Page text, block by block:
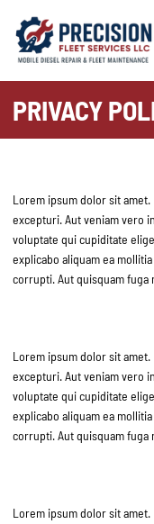
PRIVACY
Lorem ipsum dolor sit
excepturi. Aut veniam vero
voluptate qui cupiditate
explicabo aliquam ea
corrupti. Aut quisquam fuga
Lorem ipsum dolor sit
excepturi. Aut veniam vero
voluptate qui cupiditate
explicabo aliquam ea
corrupti. Aut quisquam fuga
Lorem ipsum dolor sit